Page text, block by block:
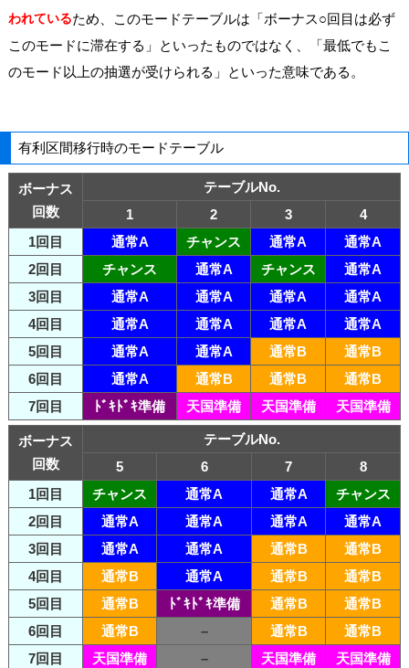
われているため、このモードテーブルは「ボーナス○回目は必ず
このモードに滞在する」といったものではなく、「最低でもこ
のモード以上の抽選が受けられる」といった意味である。
有利区間移行時のモードテーブル
ボーナス
回数
テーブルNo.
1
2 3
4
1回目
通常A チャンス 通常A
通常A
2回目
チャンス 通常A チャンス
通常A
3回目
通常A 通常A 通常A
通常A
4回目
通常A 通常A 通常A
通常A
5回目
通常A 通常A 通常B
通常B
6回目
通常A 通常B 通常B
通常B
7回目
ﾄﾞｷﾄﾞｷ準備 天国準備 天国準備 天国準備
ボーナス
回数
テーブルNo.
5
6 7
8
1回目
チャンス 通常A 通常A
チャンス
2回目
通常A 通常A 通常A
通常A
3回目
通常A 通常A 通常B
通常B
4回目
通常B 通常A 通常B
通常B
5回目
通常B ﾄﾞｷﾄﾞｷ準備 通常B
通常B
6回目
通常B – 通常B
通常B
7回目
天国準備 – 天国準備 天国準備